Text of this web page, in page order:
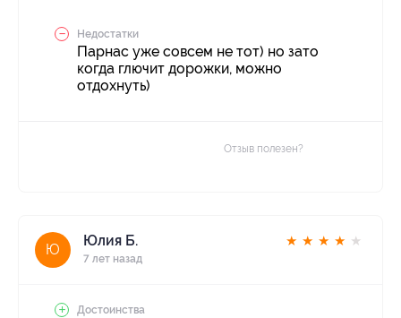
Недостатки
Парнас уже совсем не тот) но зато
когда глючит дорожки, можно
отдохнуть)
Отзыв полезен?
Ю
Юлия Б.
7 лет назад
★ ★ ★ ★ ★
Достоинства